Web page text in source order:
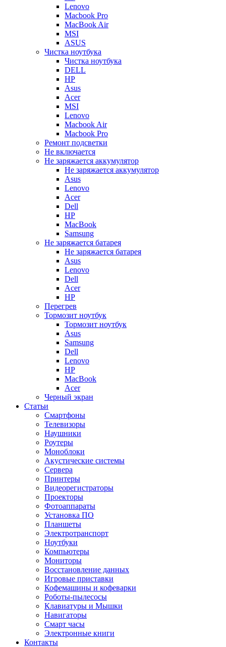
Lenovo
Macbook Pro
MacBook Air
MSI
ASUS
Чистка ноутбука
Чистка ноутбука
DELL
HP
Asus
Acer
MSI
Lenovo
Macbook Air
Macbook Pro
Ремонт подсветки
Не включается
Не заряжается аккумулятор
Не заряжается аккумулятор
Asus
Lenovo
Acer
Dell
HP
MacBook
Samsung
Не заряжается батарея
Не заряжается батарея
Asus
Lenovo
Dell
Acer
HP
Перегрев
Тормозит ноутбук
Тормозит ноутбук
Asus
Samsung
Dell
Lenovo
HP
MacBook
Acer
Черный экран
Статьи
Смартфоны
Телевизоры
Наушники
Роутеры
Моноблоки
Акустические системы
Сервера
Принтеры
Видеорегистраторы
Проекторы
Фотоаппараты
Установка ПО
Планшеты
Электротранспорт
Ноутбуки
Компьютеры
Мониторы
Восстановление данных
Игровые приставки
Кофемашины и кофеварки
Роботы-пылесосы
Клавиатуры и Мышки
Навигаторы
Смарт часы
Электронные книги
Контакты